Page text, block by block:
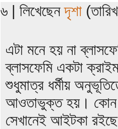
৬ | লিখেছেনদৃশা
এটা মনে হয় না
ব্লাসফেমি একটা
শুধুমাত্র ধর্মীয়
আওতাভুক্ত হয়। কোন
সেখানেই আইটকা